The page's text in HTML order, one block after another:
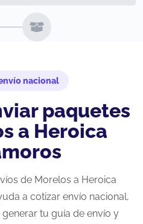
nacional
paquetes
a Heroica
de Morelos a Heroica
a cotizar envío nacional,
tu guía de envío y